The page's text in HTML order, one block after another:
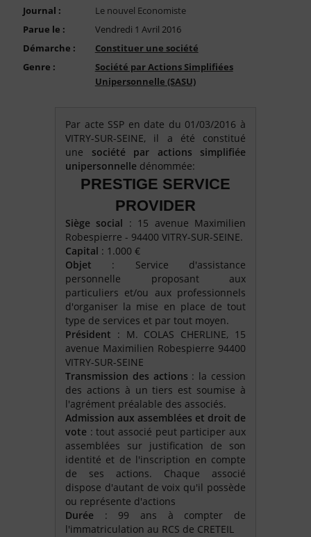
Journal :
Le nouvel Economiste
Parue le :
Vendredi 1 Avril 2016
Démarche :
Constituer une société
Genre :
Société par Actions Simplifiées
Unipersonnelle (SASU)
Par acte SSP en date du 01/03/2016 à
VITRY-SUR-SEINE, il a été constitué
une société par actions simplifiée
unipersonnelle dénommée:
PRESTIGE SERVICE
PROVIDER
Siège social : 15 avenue Maximilien
Robespierre - 94400 VITRY-SUR-SEINE.
Capital : 1.000 €
Objet : Service d'assistance
personnelle proposant aux
particuliers et/ou aux professionnels
d'organiser la mise en place de tout
type de services et par tout moyen.
Président : M. COLAS CHERLINE, 15
avenue Maximilien Robespierre 94400
VITRY-SUR-SEINE
Transmission des actions : la cession
des actions à un tiers est soumise à
l'agrément préalable des associés.
Admission aux assemblées et droit de
vote : tout associé peut participer aux
assemblées sur justification de son
identité et de l'inscription en compte
de ses actions. Chaque associé
dispose d'autant de voix qu'il possède
ou représente d'actions
Durée : 99 ans à compter de
l'immatriculation au RCS de CRETEIL